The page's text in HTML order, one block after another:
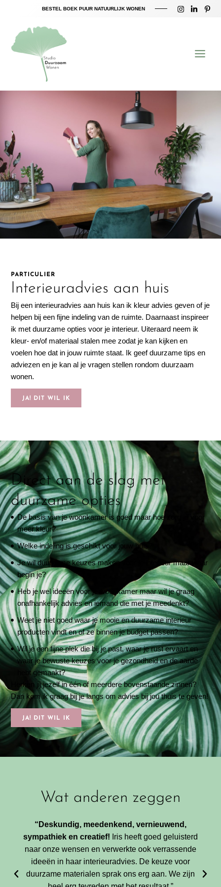
inhoud
BESTEL BOEK PUUR NATUURLIJK WONEN
PARTICULIER
Interieuradvies aan huis
Bij een interieuradvies aan huis kan ik kleur advies geven of je
helpen bij een fijne indeling van de ruimte. Daarnaast inspireer
ik met duurzame opties voor je interieur. Uiteraard neem ik
kleur- en/of materiaal stalen mee zodat je kan kijken en
voelen hoe dat in jouw ruimte staat. Ik geef duurzame tips en
adviezen en je kan al je vragen stellen rondom duurzaam
wonen.
JA! DIT WIL IK
Direct aan de slag met
duurzame opties
De basis van je woonkamer is goed maar hoe zorg je voor
meer kleur?
Welke indeling is geschikt voor jouw huis?
Je wil duurzame keuzes maken voor je interieur maar waar
begin je?
Heb je wel ideeën voor je woonkamer maar wil je graag
onafhankelijk advies en iemand die met je meedenkt?
Weet je niet goed waar je mooie en duurzame interieur
producten vindt en of ze binnen je budget passen?
Wil je een fijne plek die bij je past, waar je rust ervaart en
waar je bewuste keuzes voor je gezondheid en de aarde
hebt gemaakt?
Herken jij jezelf in één of meerdere bovenstaande zinnen?
Dan kom ik graag bij je langs om advies bij jou thuis te geven!
JA! DIT WIL IK
Wat anderen zeggen
“Deskundig, meedenkend, vernieuwend,
sympathiek en creatief! Iris heeft goed geluisterd
naar onze wensen en verwerkte ook verrassende
ideeën in haar interieuradvies. De keuze voor
duurzame materialen sprak ons erg aan. We zijn